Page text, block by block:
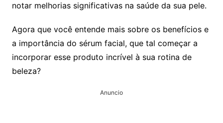
notar melhorias significativas na saúde da sua pele.
Agora que você entende mais sobre os benefícios e
a importância do sérum facial, que tal começar a
incorporar esse produto incrível à sua rotina de
beleza?
Anuncio